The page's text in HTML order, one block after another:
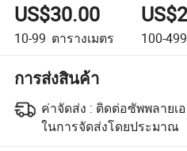
US$30.00
10-99 ตารางเมตร 100-499
การส่งสินค้า
ค่าจัดส่ง : ติดต่อซัพพลายเ
ในการจัดส่งโดยประมาณ